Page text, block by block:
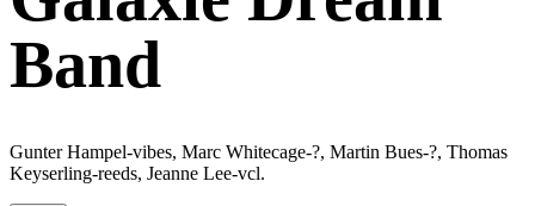
Band
Gunter Hampel-vibes, Marc Whitecage-?, Martin Bues-?, Thomas
Keyserling-reeds, Jeanne Lee-vcl.